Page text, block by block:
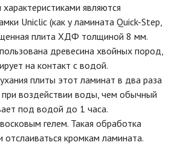
являются
Uniclic (как у ламината Quick-Step,
плита ХДФ толщиной 8 мм.
древесина хвойных пород,
на контакт с водой.
плиты этот ламинат в два раза
воздействии воды, чем обычный
под водой до 1 часа.
гелем. Такая обработка
отслаиваться кромкам ламината.